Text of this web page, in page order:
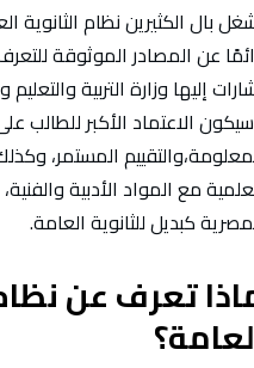
بال الكثيرين نظام الثانوية
عن المصادر الموثوقة
إليها وزارة التربية
الاعتماد الأكبر للطالب
المستمر،
مع المواد الأدبية
كبديل للثانوية العامة.
تعرف عن